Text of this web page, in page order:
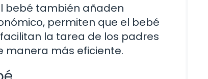
bebé también añaden
permiten que el bebé
la tarea de los padres
manera más eficiente.